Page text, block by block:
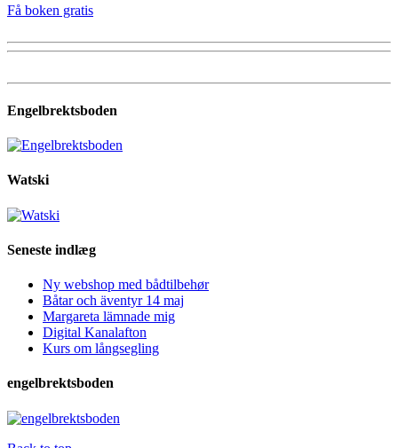
Få boken gratis
Engelbrektsboden
Watski
Seneste indlæg
Ny webshop med bådtilbehør
Båtar och äventyr 14 maj
Margareta lämnade mig
Digital Kanalafton
Kurs om långsegling
engelbrektsboden